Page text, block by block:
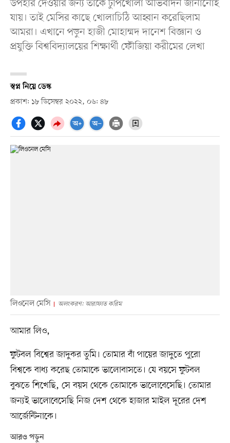
উপহার দেওয়ার জন্য তাঁকে টুপিখোলা অভিবাদন জানানোই
যায়। তাই মেসির কাছে খোলাচিঠি আহ্বান করেছিলাম
আমরা। এখানে পড়ুন হাজী মোহাম্মদ দানেশ বিজ্ঞান ও
প্রযুক্তি বিশ্ববিদ্যালয়ের শিক্ষার্থী ফৌজিয়া করীমের লেখা
স্বপ্ন নিয়ে ডেস্ক
প্রকাশ: ১৮ ডিসেম্বর ২০২২, ০৬: ৪৮
লিওনেল মেসি অলংকরণ: আরাফাত করিম
আমার লিও,
ফুটবল বিশ্বের জাদুকর তুমি। তোমার বাঁ পায়ের জাদুতে পুরো
বিশ্বকে বাধ্য করেছ তোমাকে ভালোবাসতে। যে বয়সে ফুটবল
বুঝতে শিখেছি, সে বয়স থেকে তোমাকে ভালোবেসেছি। তোমার
জন্যই ভালোবেসেছি নিজ দেশ থেকে হাজার মাইল দূরের দেশ
আর্জেন্টিনাকে।
আরও পড়ুন